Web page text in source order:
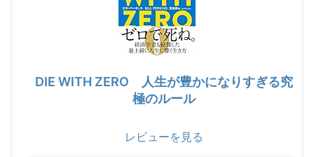
DIE WITH ZERO 人生が豊かになりすぎる究
極のルール
レビューを見る